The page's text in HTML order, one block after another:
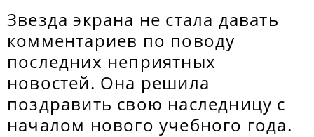
Звезда экрана не стала давать
комментариев по поводу
последних неприятных
новостей. Она решила
поздравить свою наследницу с
началом нового учебного года.